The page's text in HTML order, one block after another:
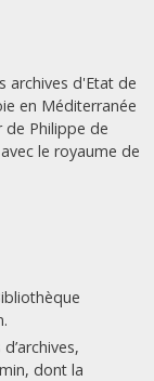
archives d'Etat de
en Méditerranée
de Philippe de
le royaume de
dont la